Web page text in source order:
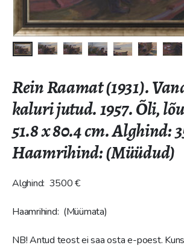
Rein Raamat (1931).
kaluri jutud. 1957. Õli,
51.8 x 80.4 cm. Alghind:
Haamrihind: (Müüdud)
Alghind: 3500 €
Haamrihind: (Müümata)
NB! Antud teost ei saa osta e-poest.